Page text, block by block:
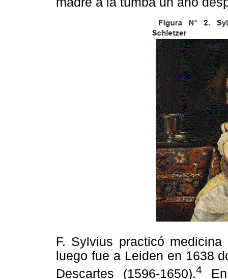
F. Sylvius practicó
luego fue a Leiden en 1638
Descartes (1596-1650).4